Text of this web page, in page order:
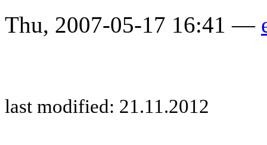
Thu, 2007-05-17 16:41 —
last modified: 21.11.2012